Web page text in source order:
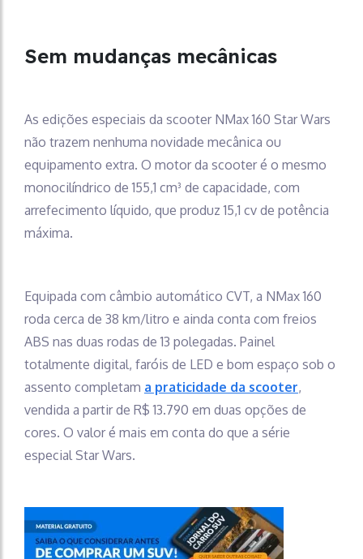
Sem mudanças mecânicas
As edições especiais da scooter NMax 160 Star Wars
não trazem nenhuma novidade mecânica ou
equipamento extra. O motor da scooter é o mesmo
monocilíndrico de 155,1 cm³ de capacidade, com
arrefecimento líquido, que produz 15,1 cv de potência
máxima.
Equipada com câmbio automático CVT, a NMax 160
roda cerca de 38 km/litro e ainda conta com freios
ABS nas duas rodas de 13 polegadas. Painel
totalmente digital, faróis de LED e bom espaço sob o
assento completam a praticidade da scooter,
vendida a partir de R$ 13.790 em duas opções de
cores. O valor é mais em conta do que a série
especial Star Wars.